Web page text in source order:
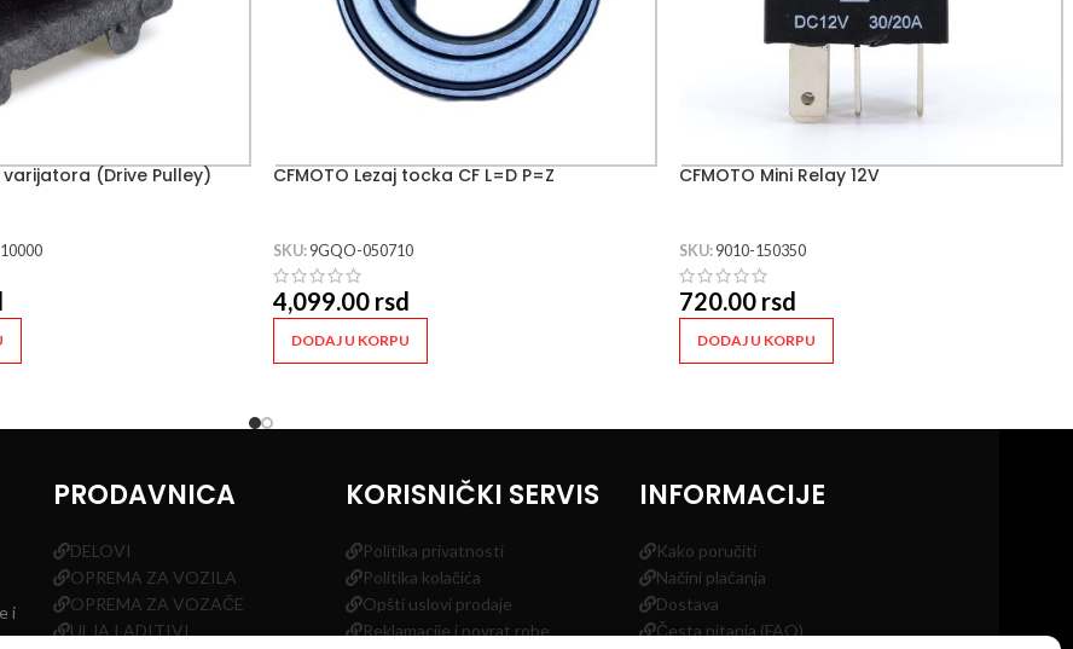
varijatora (Drive Pulley) CFMOTO Lezaj tocka CF L=D P=Z
SKU: 9GQO-050710
4,099.00 rsd
DODAJ U KORPU
CFMOTO Mini Relay 12V
SKU: 9010-150350
720.00 rsd
DODAJ U KORPU
i
PRODAVNICA
DELOVI
OPREMA ZA VOZILA
OPREMA ZA VOZAČE
ULJA I ADITIVI
KORISNIČKI SERVIS
Politika privatnosti
Politika kolačića
Opšti uslovi prodaje
Reklamacije i povrat robe
INFORMACIJE
Kako poručiti
Načini plaćanja
Dostava
Česta pitanja (FAQ)